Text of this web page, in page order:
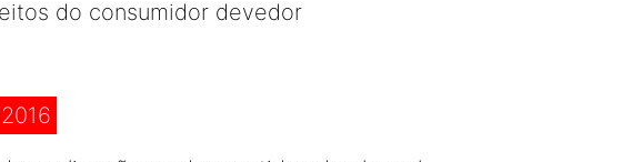
do consumidor devedor